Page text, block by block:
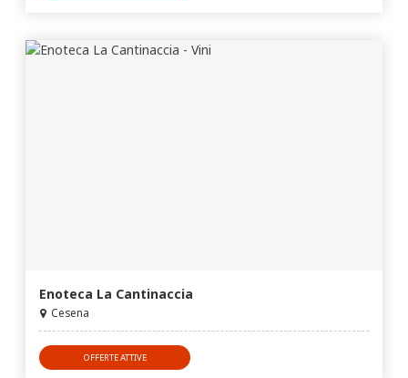
Enoteca La Cantinaccia
Cesena
OFFERTE ATTIVE